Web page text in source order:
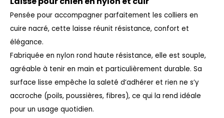
Pensée pour accompagner parfaitement les colliers en
cuire nacré, cette laisse réunit résistance, confort et
élégance.
Fabriquée en nylon rond haute résistance, elle est souple,
agréable à tenir en main et particulièrement durable. Sa
surface lisse empêche la saleté d’adhérer et rien ne s’y
accroche (poils, poussières, fibres), ce qui la rend idéale
pour un usage quotidien.